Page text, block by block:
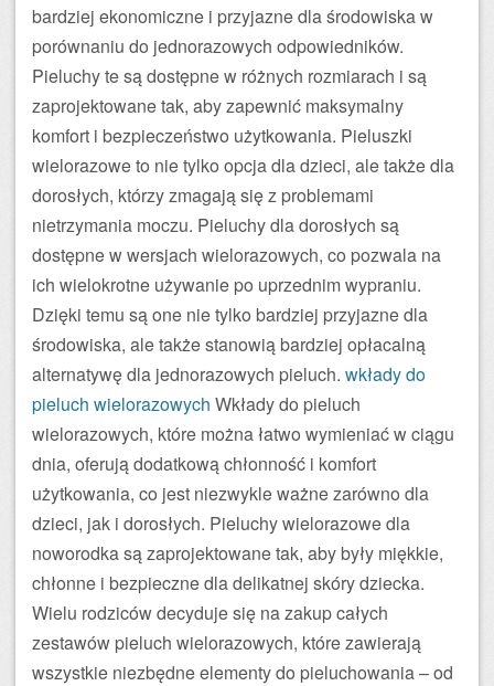
bardziej ekonomiczne i przyjazne dla środowiska w
porównaniu do jednorazowych odpowiedników.
Pieluchy te są dostępne w różnych rozmiarach i są
zaprojektowane tak, aby zapewnić maksymalny
komfort i bezpieczeństwo użytkowania. Pieluszki
wielorazowe to nie tylko opcja dla dzieci, ale także dla
dorosłych, którzy zmagają się z problemami
nietrzymania moczu. Pieluchy dla dorosłych są
dostępne w wersjach wielorazowych, co pozwala na
ich wielokrotne używanie po uprzednim wypraniu.
Dzięki temu są one nie tylko bardziej przyjazne dla
środowiska, ale także stanowią bardziej opłacalną
alternatywę dla jednorazowych pieluch. wkłady do
pieluch wielorazowych Wkłady do pieluch
wielorazowych, które można łatwo wymieniać w ciągu
dnia, oferują dodatkową chłonność i komfort
użytkowania, co jest niezwykle ważne zarówno dla
dzieci, jak i dorosłych. Pieluchy wielorazowe dla
noworodka są zaprojektowane tak, aby były miękkie,
chłonne i bezpieczne dla delikatnej skóry dziecka.
Wielu rodziców decyduje się na zakup całych
zestawów pieluch wielorazowych, które zawierają
wszystkie niezbędne elementy do pieluchowania – od